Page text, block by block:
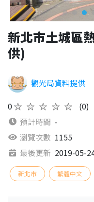
新北市土城區
供)
觀光局資料提供
0★★★★★
(0)
預計時間 -
瀏覽次數 1155
最後更新 2019-05-
新北市 繁體中文